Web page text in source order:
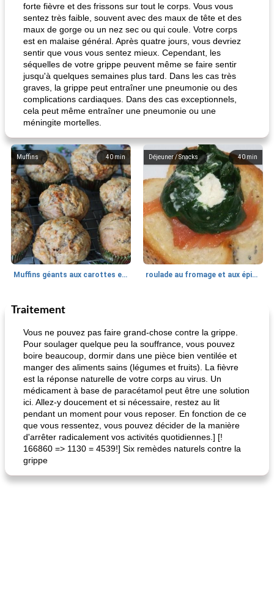
forte fièvre et des frissons sur tout le corps. Vous vous
sentez très faible, souvent avec des maux de tête et des
maux de gorge ou un nez sec ou qui coule. Votre corps
est en malaise général. Après quatre jours, vous devriez
sentir que vous vous sentez mieux. Cependant, les
séquelles de votre grippe peuvent même se faire sentir
jusqu'à quelques semaines plus tard. Dans les cas très
graves, la grippe peut entraîner une pneumonie ou des
complications cardiaques. Dans des cas exceptionnels,
cela peut même entraîner une pneumonie ou une
méningite mortelles.
40 min
Muffins
Muffins géants aux carottes et à la banane de Nif
40 min
Déjeuner / Snacks
roulade au fromage et aux épinards
Marques de confiance: recettes et
fiesta tostadas le méga's jopp joes
Traitement
Vous ne pouvez pas faire grand-chose contre la grippe.
Pour soulager quelque peu la souffrance, vous pouvez
boire beaucoup, dormir dans une pièce bien ventilée et
manger des aliments sains (légumes et fruits). La fièvre
est la réponse naturelle de votre corps au virus. Un
médicament à base de paracétamol peut être une solution
ici. Allez-y doucement et si nécessaire, restez au lit
pendant un moment pour vous reposer. En fonction de ce
que vous ressentez, vous pouvez décider de la manière
d'arrêter radicalement vos activités quotidiennes.] [!
166860 => 1130 = 4539!] Six remèdes naturels contre la
grippe